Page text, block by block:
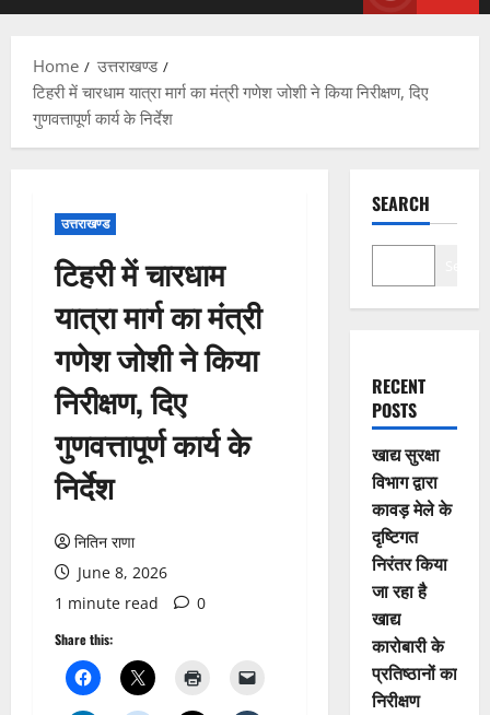
Home
उत्तराखण्ड
टिहरी में चारधाम यात्रा मार्ग का मंत्री गणेश जोशी ने किया निरीक्षण, दिए
गुणवत्तापूर्ण कार्य के निर्देश
उत्तराखण्ड
टिहरी में चारधाम
यात्रा मार्ग का मंत्री
गणेश जोशी ने किया
निरीक्षण, दिए
गुणवत्तापूर्ण कार्य के
निर्देश
नितिन राणा
June 8, 2026
1 minute read
0
Share this:
SEARCH
RECENT
POSTS
खाद्य सुरक्षा
विभाग द्वारा
कावड़ मेले के
दृष्टिगत
निरंतर किया
जा रहा है
खाद्य
कारोबारी के
प्रतिष्ठानों का
निरीक्षण